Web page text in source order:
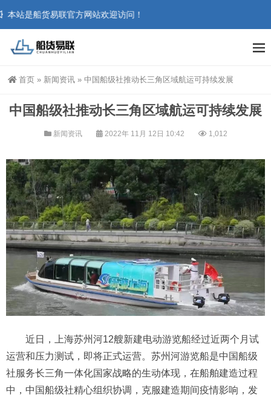
本站是船货易联官方网站欢迎访问！
首页 » 新闻资讯 » 中国船级社推动长三角区域航运可持续发展
中国船级社推动长三角区域航运可持续发展
新闻资讯 2022年 11月 12日 10:42 1,012
近日，上海苏州河12艘新建电动游览船经过近两个月试
运营和压力测试，即将正式运营。苏州河游览船是中国船级
社服务长三角一体化国家战略的生动体现，在船舶建造过程
中，中国船级社精心组织协调，克服建造期间疫情影响，发